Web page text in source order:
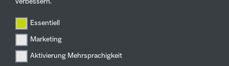
Essentiell
Marketing
Aktivierung Mehrsprachigkeit
Termin steht!
Eröffnung der IGA 2027
am 23. April 2027